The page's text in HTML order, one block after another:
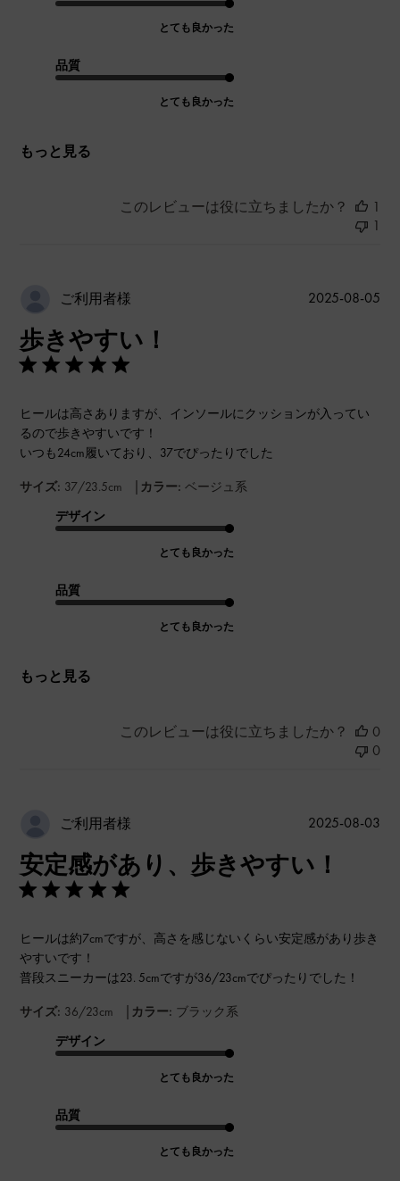
とても良かった
品質
とても良かった
もっと見る
このレビューは役に立ちましたか？
1
1
ご利用者様
歩きやすい！
ヒールは高さありますが、インソールにクッションが入ってい
るので歩きやすいです！
いつも24cm履いており、37でぴったりでした
サイズ: 37/23.5cm | カラー: ベージュ系
デザイン
とても良かった
品質
とても良かった
もっと見る
公
2025-08-05
このレビューは役に立ちましたか？
0
0
ご利用者様
安定感があり、歩きやすい！
ヒールは約7cmですが、高さを感じないくらい安定感があり歩き
やすいです！
普段スニーカーは23. 5cmですが36/23cmでぴったりでした！
サイズ: 36/23cm | カラー: ブラック系
デザイン
とても良かった
品質
とても良かった
公
2025-08-03